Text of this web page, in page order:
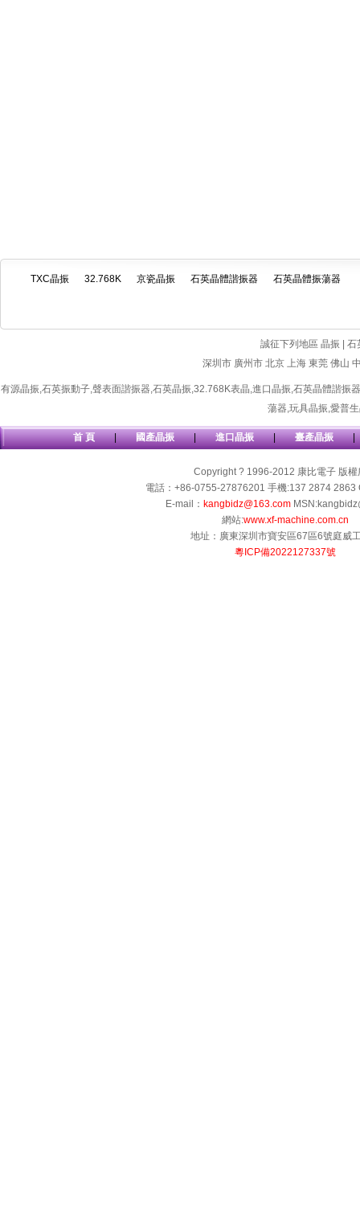
TXC晶振 32.768K 京瓷晶振 石英晶體諧振器 石英晶體振蕩器
誠征下列地區 晶振 |
深圳市 廣州市 北京 上海 東莞 佛山
有源晶振,石英振動子,聲表面諧振器,石英晶振,32.768K表晶,進口晶振,石英晶體諧振器
蕩器,玩具晶振,愛普
首 頁 | 國產晶振 | 進口晶振 | 臺產晶振 |
Copyright ? 1996-2012 康比電子 版權
電話：+86-0755-27876201 手機:137 2874 2863
E-mail： kangbidz@163.com
網站:www.xf-machine.com.cn
地址：廣東深圳市寶安區67區6號庭威
粵ICP備2022127337號